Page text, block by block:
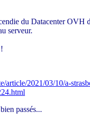
du Datacenter OVH
serveur.
article/2021/03/10/a-
passés...